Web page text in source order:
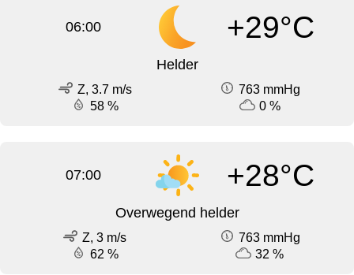
06:00 +29°C
Helder
Z, 3.7 m/s
763 mmHg
58 %
0 %
07:00 +28°C
Overwegend helder
Z, 3 m/s
763 mmHg
62 %
32 %